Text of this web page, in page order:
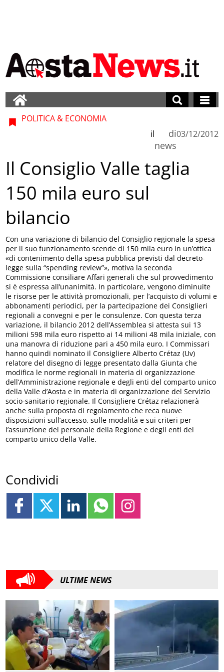
POLITICA & ECONOMIA
di
news
il 03/12/2012
Il Consiglio Valle taglia
150 mila euro sul
bilancio
Con una variazione di bilancio del Consiglio regionale la spesa
per il suo funzionamento scende di 150 mila euro in un’ottica
«di contenimento della spesa pubblica previsti dal decreto-
legge sulla “spending review”», motiva la seconda
Commissione consiliare Affari generali che sul provvedimento
si è espressa all’unanimità. In particolare, vengono diminuite
le risorse per le attività promozionali, per l’acquisto di volumi e
abbonamenti periodici, per la partecipazione dei Consiglieri
regionali a convegni e per le consulenze. Con questa terza
variazione, il bilancio 2012 dell’Assemblea si attesta sui 13
milioni 598 mila euro rispetto ai 14 milioni 48 mila iniziale, con
una manovra di riduzione pari a 450 mila euro. I Commissari
hanno quindi nominato il Consigliere Alberto Crétaz (Uv)
relatore del disegno di legge presentato dalla Giunta che
modifica le norme regionali in materia di organizzazione
dell’Amministrazione regionale e degli enti del comparto unico
della Valle d’Aosta e in materia di organizzazione del Servizio
socio-sanitario regionale. Il Consigliere Crétaz relazionerà
anche sulla proposta di regolamento che reca nuove
disposizioni sull’accesso, sulle modalità e sui criteri per
l’assunzione del personale della Regione e degli enti del
comparto unico della Valle.
Condividi
ULTIME NEWS